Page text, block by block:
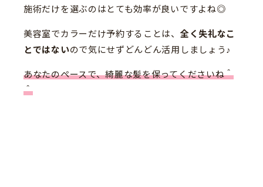
施術だけを選ぶのはとても効率が良いですよね◎
美容室でカラーだけ予約することは、 全く失礼なこ
とではないので気にせずどんどん活用しましょう♪
あなたのペースで、綺麗な髪を保ってくださいね＾
＾